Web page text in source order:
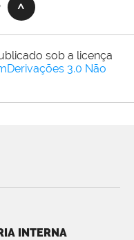
sob a licença
3.0 Não
INTERNA